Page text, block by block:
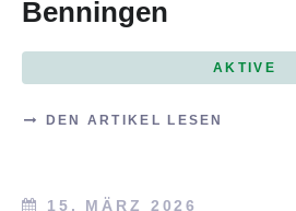
Benningen
AKTIVE
DEN ARTIKEL LESEN
15. MÄRZ 2026